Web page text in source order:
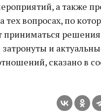
а также
тех вопросах, по
приниматься
затронуты и
сказано в